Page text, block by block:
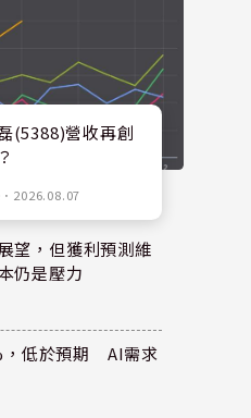
(5388)營收再創
． 2026.08.07
望，但獲利預測維
仍是壓力
，低於預期 AI需求